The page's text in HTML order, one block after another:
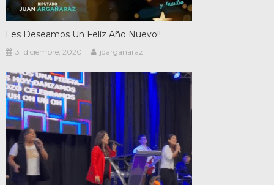
Les Deseamos Un Felíz Año Nuevo!!
31 diciembre, 2020 jdarganaraz